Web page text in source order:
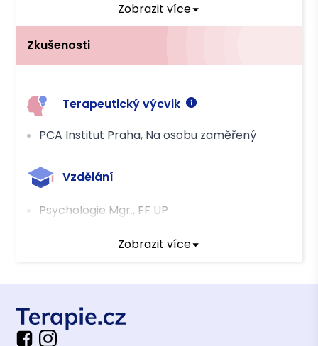
Zobrazit více
Zkušenosti
Terapeutický výcvik
PCA Institut Praha, Na osobu zaměřený
Vzdělání
Psychologie Mgr., FF UP
Zobrazit více